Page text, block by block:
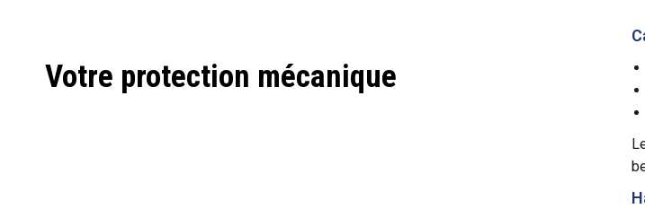
Votre protection mécanique
L